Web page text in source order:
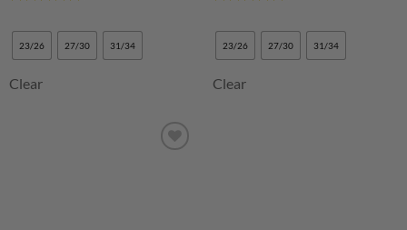
tuotteesta:5
/ 5
23/26 27/30 31/34
Clear
tuotteesta:5
/ 5
23/26 27/30 31/34
Clear